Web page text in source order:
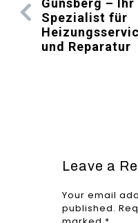
Günsberg – Ihr
Spezialist für
und Reparatur
Leave a
Your email
published.